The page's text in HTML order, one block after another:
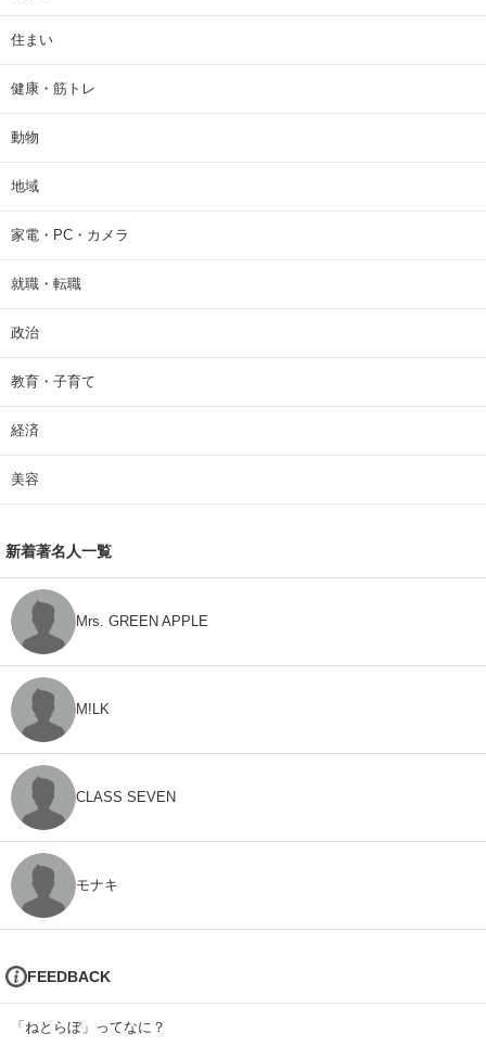
住まい
健康・筋トレ
動物
地域
家電・PC・カメラ
就職・転職
政治
教育・子育て
経済
美容
新着著名人一覧
Mrs. GREEN APPLE
M!LK
CLASS SEVEN
モナキ
FEEDBACK
「ねとらぼ」ってなに？